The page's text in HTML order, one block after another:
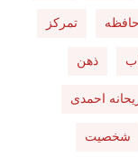
تمرکز
ذهن
احمدی
شخصیت